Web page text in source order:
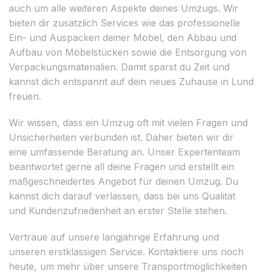
auch um alle weiteren Aspekte deines Umzugs. Wir
bieten dir zusätzlich Services wie das professionelle
Ein- und Auspacken deiner Möbel, den Abbau und
Aufbau von Möbelstücken sowie die Entsorgung von
Verpackungsmaterialien. Damit sparst du Zeit und
kannst dich entspannt auf dein neues Zuhause in Lund
freuen.
Wir wissen, dass ein Umzug oft mit vielen Fragen und
Unsicherheiten verbunden ist. Daher bieten wir dir
eine umfassende Beratung an. Unser Expertenteam
beantwortet gerne all deine Fragen und erstellt ein
maßgeschneidertes Angebot für deinen Umzug. Du
kannst dich darauf verlassen, dass bei uns Qualität
und Kundenzufriedenheit an erster Stelle stehen.
Vertraue auf unsere langjährige Erfahrung und
unseren erstklassigen Service. Kontaktiere uns noch
heute, um mehr über unsere Transportmöglichkeiten